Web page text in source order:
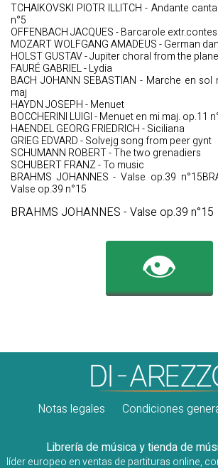
TCHAIKOVSKI PIOTR ILLITCH - Andante
n°5
OFFENBACH JACQUES - Barcarole extr.contes
MOZART WOLFGANG AMADEUS - German
HOLST GUSTAV - Jupiter choral from the
FAURÉ GABRIEL - Lydia
BACH JOHANN SEBASTIAN - Marche en
maj
HAYDN JOSEPH - Menuet
BOCCHERINI LUIGI - Menuet en mi maj. op.11
HAENDEL GEORG FRIEDRICH - Siciliana
GRIEG EDVARD - Solvejg song from peer gynt
SCHUMANN ROBERT - The two grenadiers
SCHUBERT FRANZ - To music
BRAHMS JOHANNES - Valse op.39
Valse op.39 n°15
BRAHMS JOHANNES - Valse op.39 n°15
👁️
Notas legales Condiciones
Librería de música y tienda de
líder europeo en ventas de partituras online,